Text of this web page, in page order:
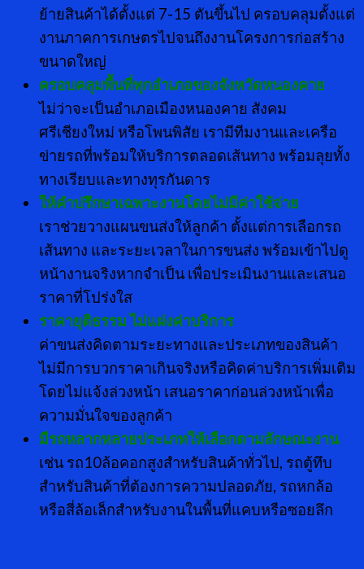
ย้ายสินค้าได้ตั้งแต่ 7-15 ตันขึ้นไป ครอบคลุมตั้งแต่
งานภาคการเกษตรไปจนถึงงานโครงการก่อสร้าง
ขนาดใหญ่
ครอบคลุมพื้นที่ทุกอำเภอของจังหวัดหนองคาย
ไม่ว่าจะเป็นอำเภอเมืองหนองคาย สังคม
ศรีเชียงใหม่ หรือโพนพิสัย เรามีทีมงานและเครือ
ข่ายรถที่พร้อมให้บริการตลอดเส้นทาง พร้อมลุยทั้ง
ทางเรียบและทางทุรกันดาร
ให้คำปรึกษาเฉพาะงานโดยไม่มีค่าใช้จ่าย
เราช่วยวางแผนขนส่งให้ลูกค้า ตั้งแต่การเลือกรถ
เส้นทาง และระยะเวลาในการขนส่ง พร้อมเข้าไปดู
หน้างานจริงหากจำเป็น เพื่อประเมินงานและเสนอ
ราคาที่โปร่งใส
ราคายุติธรรม ไม่แฝงค่าบริการ
ค่าขนส่งคิดตามระยะทางและประเภทของสินค้า
ไม่มีการบวกราคาเกินจริงหรือคิดค่าบริการเพิ่มเติม
โดยไม่แจ้งล่วงหน้า เสนอราคาก่อนล่วงหน้าเพื่อ
ความมั่นใจของลูกค้า
มีรถหลากหลายประเภทให้เลือกตามลักษณะงาน
เช่น รถ10ล้อคอกสูงสำหรับสินค้าทั่วไป, รถตู้ทึบ
สำหรับสินค้าที่ต้องการความปลอดภัย, รถหกล้อ
หรือสี่ล้อเล็กสำหรับงานในพื้นที่แคบหรือซอยลึก